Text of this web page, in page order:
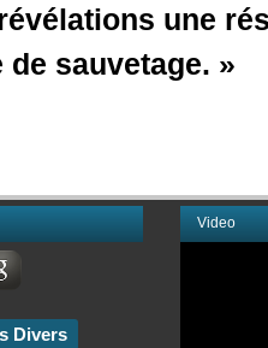
une
sauvetage. »
Video
Divers